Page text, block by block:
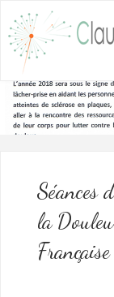
content
Séances
la